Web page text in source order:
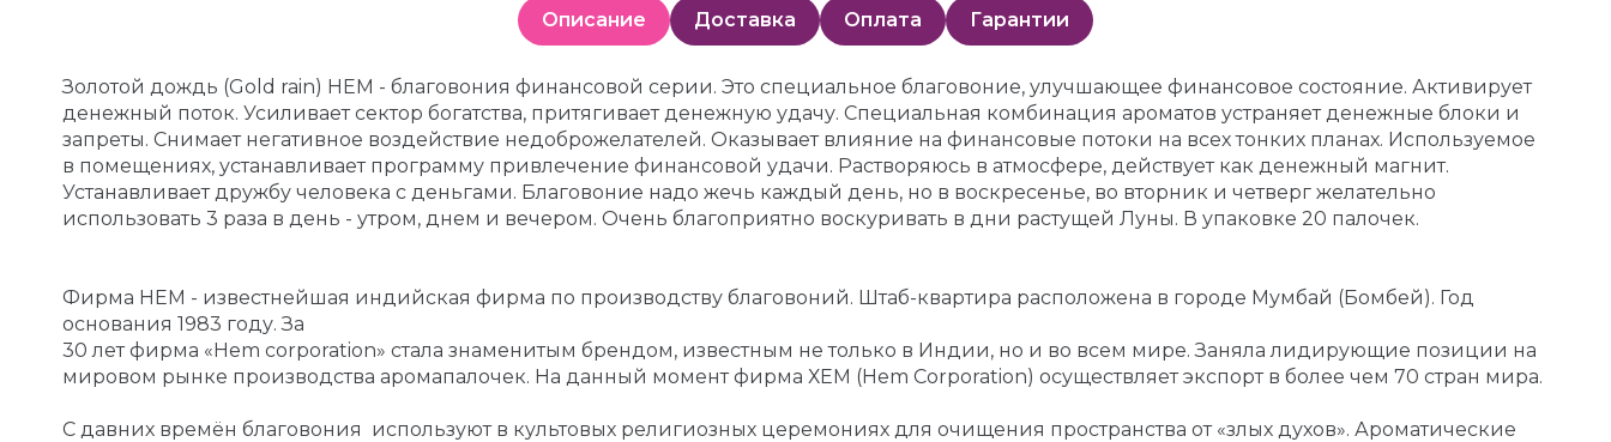
Описание Доставка Оплата Гарантии
Золотой дождь (Gold rain) НЕМ - благовония финансовой серии. Это специальное благовоние, улучшающее финансовое состояние. Активирует
денежный поток. Усиливает сектор богатства, притягивает денежную удачу. Специальная комбинация ароматов устраняет денежные блоки и
запреты. Снимает негативное воздействие недоброжелателей. Оказывает влияние на финансовые потоки на всех тонких планах. Используемое
в помещениях, устанавливает программу привлечение финансовой удачи. Растворяюсь в атмосфере, действует как денежный магнит.
Устанавливает дружбу человека с деньгами. Благовоние надо жечь каждый день, но в воскресенье, во вторник и четверг желательно
использовать 3 раза в день - утром, днем и вечером. Очень благоприятно воскуривать в дни растущей Луны. В упаковке 20 палочек.
Фирма HEM - известнейшая индийская фирма по производству благовоний. Штаб-квартира расположена в городе Мумбай (Бомбей). Год
основания 1983 году. За
30 лет фирма «Hem corporation» стала знаменитым брендом, известным не только в Индии, но и во всем мире. Заняла лидирующие позиции на
мировом рынке производства аромапалочек. На данный момент фирма ХЕМ (Hem Сorporation) осуществляет экспорт в более чем 70 стран мира.
С давних времён благовония используют в культовых религиозных церемониях для очищения пространства от «злых духов». Ароматические